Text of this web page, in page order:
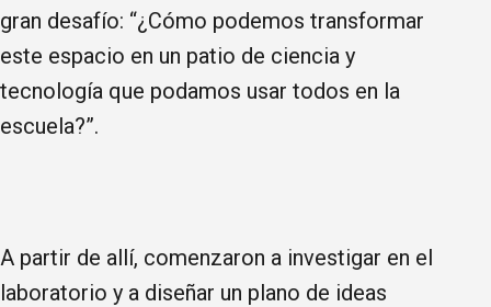
gran desafío: “¿Cómo podemos transformar
este espacio en un patio de ciencia y
tecnología que podamos usar todos en la
escuela?”.
​A partir de allí, comenzaron a investigar en el
laboratorio y a diseñar un plano de ideas